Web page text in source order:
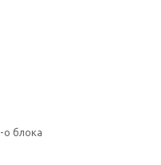
о блока